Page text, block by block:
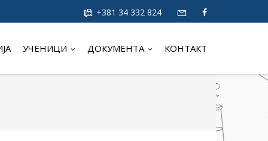
+381 34 332 824
УЧЕНИЦИ ДОКУМЕНТА КОНТАКТ